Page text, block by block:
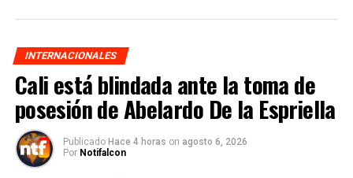
INTERNACIONALES
Cali está blindada ante la toma de
posesión de Abelardo De la Espriella
Publicado Hace 4 horas on agosto 6, 2026
Por Notifalcon